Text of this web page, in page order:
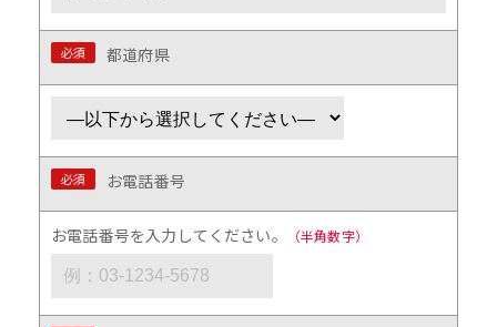
必須 都道府県
必須 お電話番号
お電話番号を入力してください。 （半角数字）